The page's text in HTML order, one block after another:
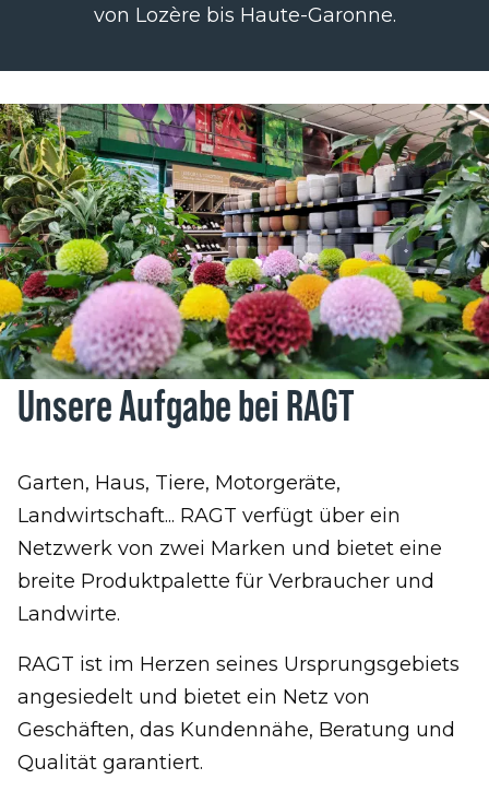
von Lozère bis Haute-Garonne.
Unsere Aufgabe bei RAGT
Garten, Haus, Tiere, Motorgeräte,
Landwirtschaft... RAGT verfügt über ein
Netzwerk von zwei Marken und bietet eine
breite Produktpalette für Verbraucher und
Landwirte.
RAGT ist im Herzen seines Ursprungsgebiets
angesiedelt und bietet ein Netz von
Geschäften, das Kundennähe, Beratung und
Qualität garantiert.